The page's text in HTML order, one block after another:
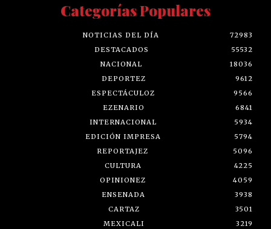
Categorías Populares
NOTICIAS DEL DÍA
72983
DESTACADOS
55532
NACIONAL
18036
DEPORTEZ
9612
ESPECTÁCULOZ
9566
EZENARIO
6841
INTERNACIONAL
5934
EDICIÓN IMPRESA
5794
REPORTAJEZ
5096
CULTURA
4225
OPINIONEZ
4059
ENSENADA
3938
CARTAZ
3501
MEXICALI
3219